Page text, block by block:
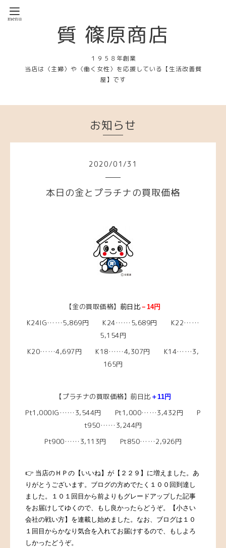
質 篠原商店
１９５８年創業
当店は〈主婦〉や〈働く女性〉を応援している【生活改善質
屋】です
お知らせ
2020/01 /31
本日の金とプラチナの買取価格
【金の買取価格】 前日比 －14円
K24IG……5,869円 K24……5,689円 K22……
5,154円
K20……4,697円 K18……4,307円 K14……3,
165円
【プラチナの買取価格】前日比 ＋11円
Pt1,000IG……3,544円 Pt1,000……3,432円 P
t950……3,244円
Pt900……3,113円 Pt850……2,926円
👉 当店のＨＰの【いいね】が【２２９】に増えました。あ
りがとうございます。 ブログの方めでたく１００回到達し
ました。１０１回目から前よりもグレードアップした記事
をお届けしてゆくので、もし良かったらどうぞ。【小さい
会社の戦い方】を連載し始めました。 なお、 ブログは１０
１回目からかなり気合を入れてお届けするので、もしよろ
しかったどうぞ。